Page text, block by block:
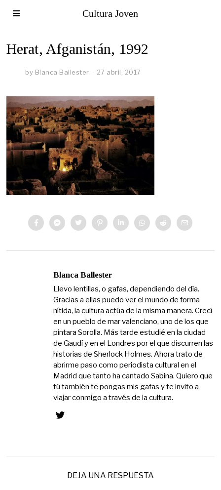
Cultura Joven
Herat, Afganistán, 1992
by Blanca Ballester 27 abril, 2017
Blanca Ballester
Llevo lentillas, o gafas, dependiendo del día.
Gracias a ellas puedo ver el mundo de forma
nítida, la cultura actúa de la misma manera. Crecí
en un pueblo de mar valenciano, uno de los que
pintara Sorolla. Más tarde estudié en la ciudad
de Gaudí y en el Londres por el que discurren las
historias de Sherlock Holmes. Ahora trato de
abrirme paso como periodista cultural en el
Madrid que tanto ha cantado Sabina. Quiero que
tú también te pongas mis gafas y te invito a
viajar conmigo a través de la cultura.
DEJA UNA RESPUESTA